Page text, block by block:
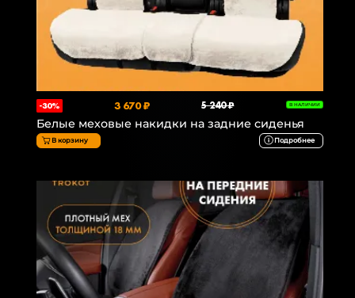
-30% 3 670 ₽ 5 240 ₽ В НАЛИЧИИ
Белые меховые накидки на задние сиденья
В корзину Подробнее